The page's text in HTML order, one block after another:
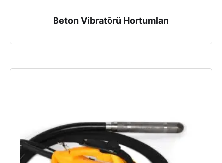
Beton Vibratörü Hortumları